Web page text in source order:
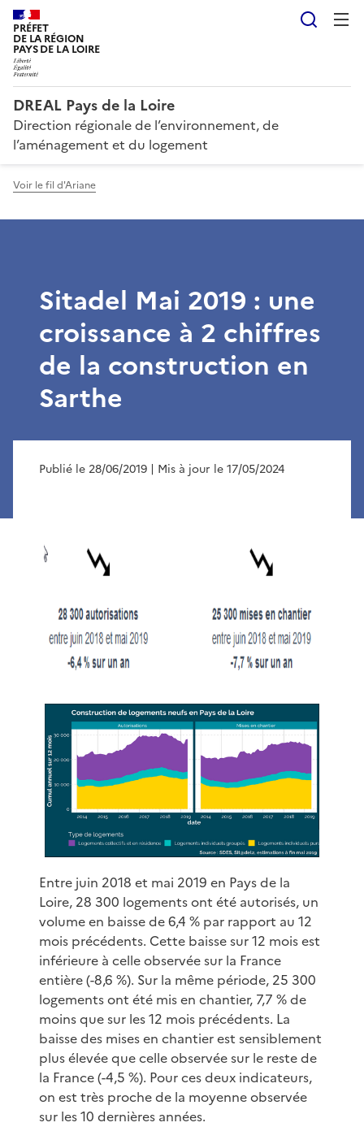
PRÉFET
DE LA RÉGION
PAYS DE LA LOIRE
DREAL Pays de la Loire
Direction régionale de l’environnement, de
l’aménagement et du logement
Voir le fil d'Ariane
Sitadel Mai 2019 : une
croissance à 2 chiffres
de la construction en
Sarthe
Publié le 28/06/2019 | Mis à jour le 17/05/2024
Entre juin 2018 et mai 2019 en Pays de la
Loire, 28 300 logements ont été autorisés, un
volume en baisse de 6,4 % par rapport au 12
mois précédents. Cette baisse sur 12 mois est
inférieure à celle observée sur la France
entière (-8,6 %). Sur la même période, 25 300
logements ont été mis en chantier, 7,7 % de
moins que sur les 12 mois précédents. La
baisse des mises en chantier est sensiblement
plus élevée que celle observée sur le reste de
la France (-4,5 %). Pour ces deux indicateurs,
on est très proche de la moyenne observée
sur les 10 dernières années.